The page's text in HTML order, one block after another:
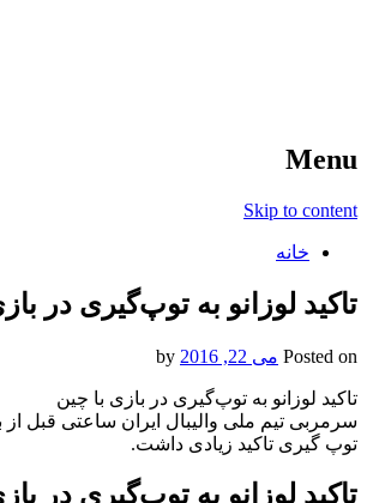
Menu
Skip to content
خانه
تاکید لوزانو به توپ‌گیری در
Posted on می 22, 2016
تاکید لوزانو به توپ‌گیری در بازی با چین
سرمربی تیم ملی والیبال ایران ساعتی قبل
توپ گیری تاکید زیادی داشت.
تاکید لوزانو به توپ‌گیری در